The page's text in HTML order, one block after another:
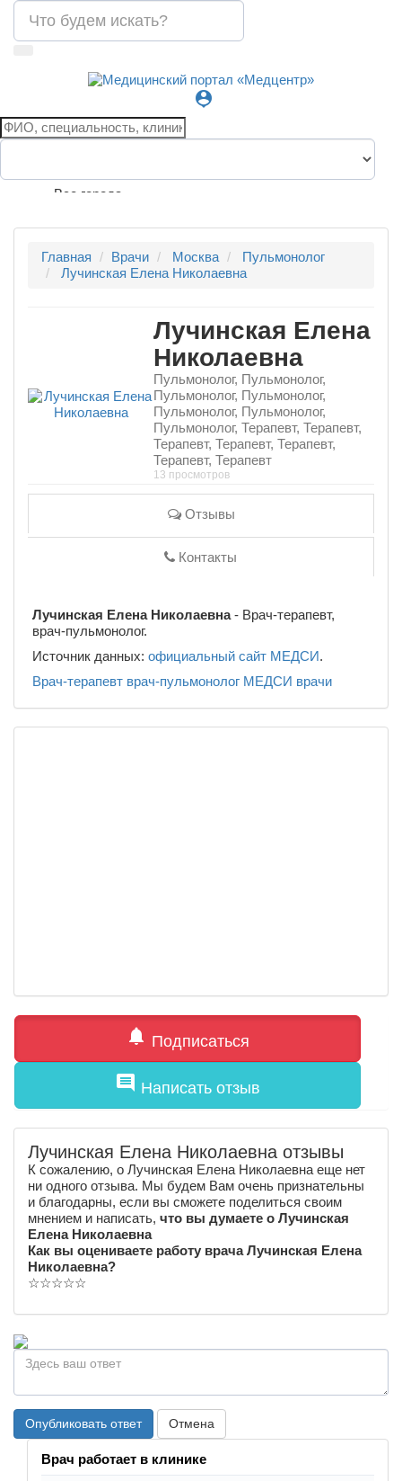
person_pin
Все города
Главная Врачи Москва
Пульмонолог
Лучинская Елена Николаевна
Лучинская Елена
Николаевна
Пульмонолог, Пульмонолог,
Пульмонолог, Пульмонолог,
Пульмонолог, Пульмонолог,
Пульмонолог, Терапевт, Терапевт,
Терапевт, Терапевт, Терапевт,
Терапевт, Терапевт
13 просмотров
Отзывы
Контакты
Лучинская Елена Николаевна- Врач-терапевт,
врач-пульмонолог.
Источник данных: официальный сайт МЕДСИ.
Врач-терапевт врач-пульмонолог МЕДСИ врачи
notifications Подписаться
comment Написать отзыв
Лучинская Елена Николаевна отзывы
К сожалению, о Лучинская Елена Николаевна еще нет
ни одного отзыва. Мы будем Вам очень признательны
и благодарны, если вы сможете поделиться своим
мнением и написать, что вы думаете о Лучинская
Елена Николаевна
Как вы оцениваете работу врача Лучинская Елена
Николаевна?
☆☆☆☆☆
Опубликовать ответ Отмена
Врач работает в клинике